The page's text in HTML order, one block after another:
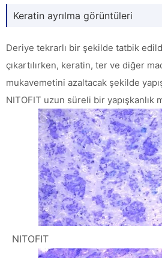
Keratin ayrılma görüntüleri
Deriye tekrarlı bir şekilde tatbik
çıkartılırken, keratin, ter ve diğer
mukavemetini azaltacak şekilde
NITOFIT uzun süreli bir yapışkanlık
NITOFIT